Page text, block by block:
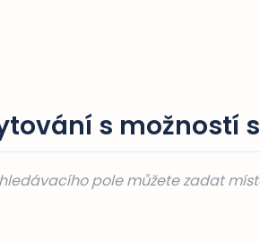
s možností
pole můžete zadat